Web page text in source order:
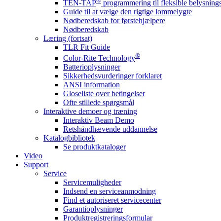
TEN-TAP
programmering til fleksible
Guide til at vælge den rigtige lommelygte
Nødberedskab for førstehjælpere
Nødberedskab
Læring (fortsat)
TLR Fit Guide
Color-Rite Technology®
Batterioplysninger
Sikkerhedsvurderinger forklaret
ANSI information
Gloseliste over betingelser
Ofte stillede spørgsmål
Interaktive demoer og træning
Interaktiv Beam Demo
Retshåndhævende uddannelse
Katalogbibliotek
Se produktkataloger
Video
Support
Service
Servicemuligheder
Indsend en serviceanmodning
Find et autoriseret servicecenter
Garantioplysninger
Produktregistreringsformular